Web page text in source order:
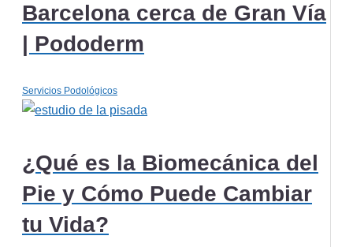
Barcelona cerca de Gran Vía
| Pododerm
Servicios Podológicos
¿Qué es la Biomecánica del
Pie y Cómo Puede Cambiar
tu Vida?